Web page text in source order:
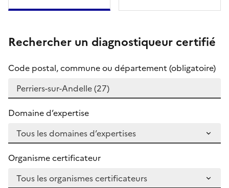
Rechercher un diagnostiqueur certifié
Code postal, commune ou département (obligatoire)
Domaine d’expertise
Organisme certificateur